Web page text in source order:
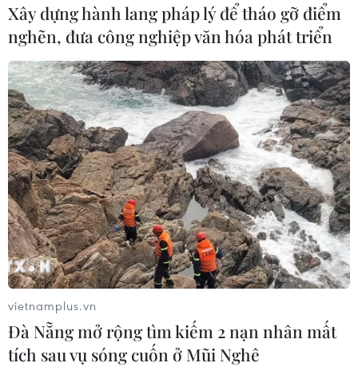
Xây dựng hành lang pháp lý để tháo gỡ điểm
nghẽn, đưa công nghiệp văn hóa phát triển
vietnamplus.vn
Đà Nẵng mở rộng tìm kiếm 2 nạn nhân mất
tích sau vụ sóng cuốn ở Mũi Nghê